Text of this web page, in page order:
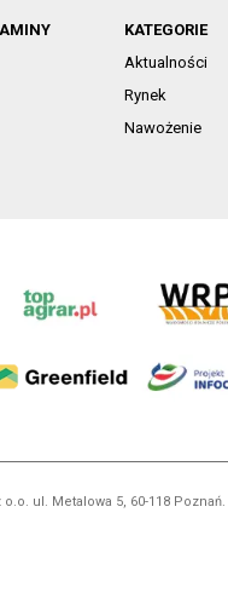
KATEGORIE
Aktualności
Rynek
Nawożenie
ul. Metalowa 5, 60-118